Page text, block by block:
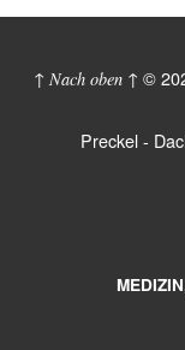
↑ Nach oben ↑ ©
Preckel -